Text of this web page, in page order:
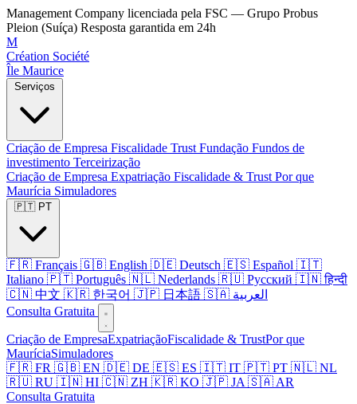
Management Company licenciada pela FSC — Grupo Probus
Pleion (Suíça) Resposta garantida em 24h
M
Création Société
Île Maurice
Criação de Empresa Fiscalidade Trust Fundação Fundos de
investimento Terceirização
Criação de Empresa Expatriação Fiscalidade & Trust Por que
Maurícia Simuladores
🇫🇷 Français 🇬🇧 English 🇩🇪 Deutsch 🇪🇸 Español 🇮🇹
Italiano 🇵🇹 Português 🇳🇱 Nederlands 🇷🇺 Русский 🇮🇳 हिन्दी
🇨🇳 中文 🇰🇷 한국어 🇯🇵 日本語
🇸🇦 العربية
Consulta Gratuita
Criação de EmpresaExpatriaçãoFiscalidade & TrustPor que
MauríciaSimuladores
🇫🇷 FR 🇬🇧 EN 🇩🇪 DE 🇪🇸 ES 🇮🇹 IT 🇵🇹 PT 🇳🇱 NL
🇷🇺 RU 🇮🇳 HI 🇨🇳 ZH 🇰🇷 KO 🇯🇵 JA 🇸🇦 AR
Consulta Gratuita